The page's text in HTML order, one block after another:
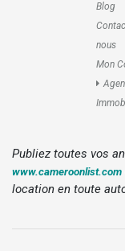
Blog
nous
Mon
Publiez toutes vos
www.cameroonlist.com
location en toute